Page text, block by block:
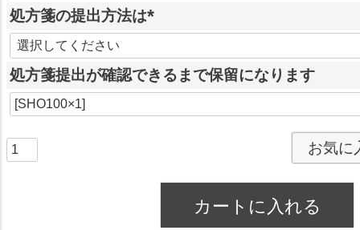
須
)
処方箋の提出方法は
(
必
須
)
処方箋提出が確認できるまで保留になります
お気に
カートに入れる